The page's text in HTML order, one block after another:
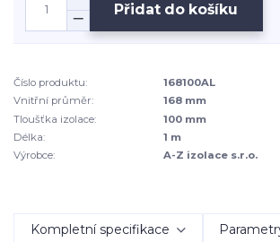
Přidat do košíku
Číslo produktu:
168100AL
Vnitřní průměr:
168 mm
Tloušťka izolace:
100 mm
Délka:
1 m
Výrobce:
A-Z izolace s.r.o.
Kompletní specifikace